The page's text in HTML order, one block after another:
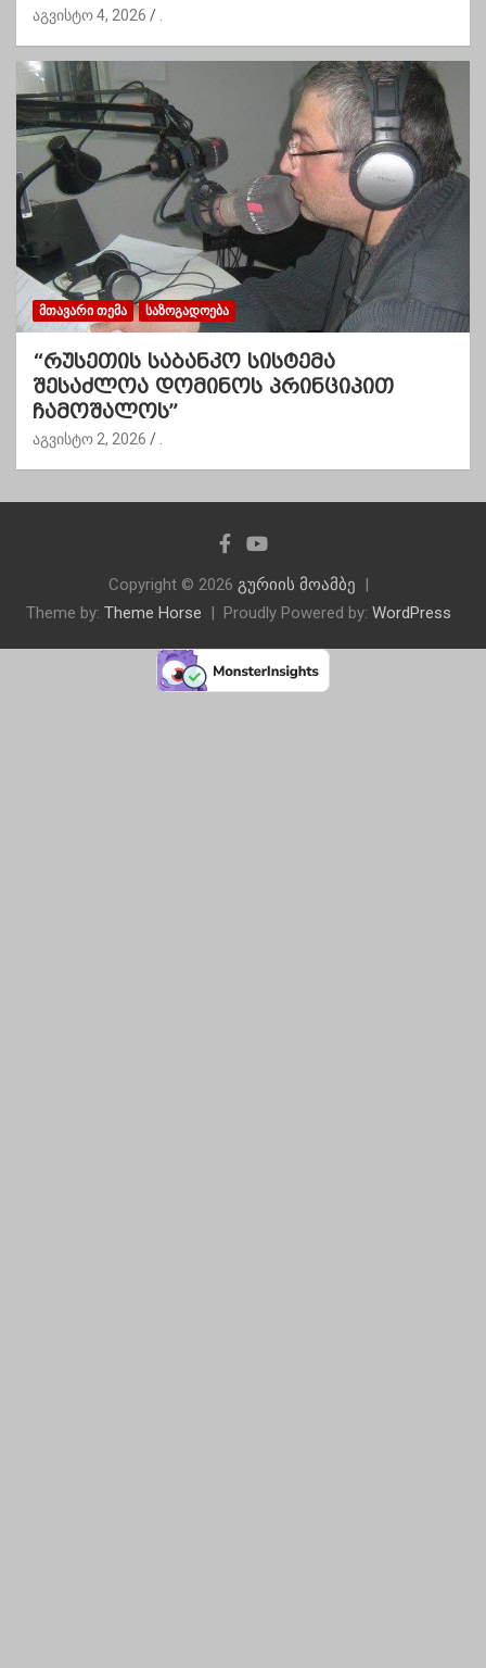
აგვისტო 4, 2026
ᲛᲗᲐᲕᲐᲠᲘ ᲗᲔᲛᲐ ᲡᲐᲖᲝᲒᲐᲓᲝᲔᲑᲐ
“რუსეთის საბანკო სისტემა
შესაძლოა დომინოს პრინციპით
ჩამოშალოს”
აგვისტო 2, 2026 .
Copyright © 2026 გურიის მოამბე
Theme by: Theme Horse Proudly Powered by: WordPress